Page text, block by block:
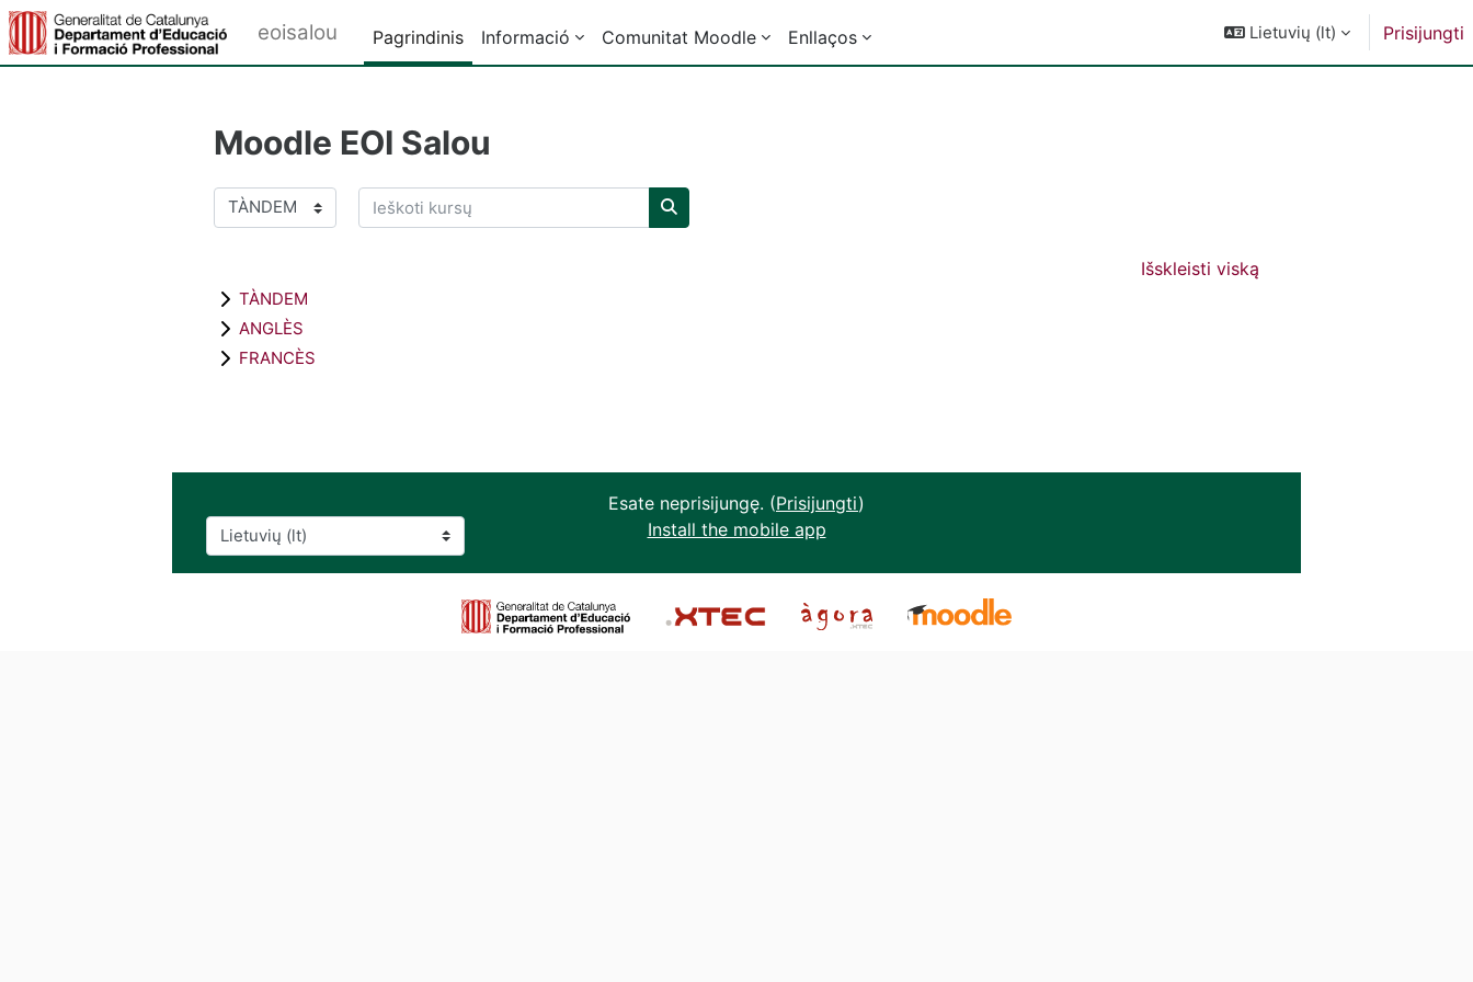
Pereiti į pagrindinį turinį
eoisalou Pagrindinis Informació Comunitat Moodle Enllaços Lietuvių ‎(lt)‎ Prisijungti
Moodle EOI Salou
Kursų kategorijos
Ieškoti kursų
Ieškoti kursų
Išskleisti viską
TÀNDEM
ANGLÈS
FRANCÈS
Kalba Esate neprisijungę. (Prisijungti)
Install the mobile app